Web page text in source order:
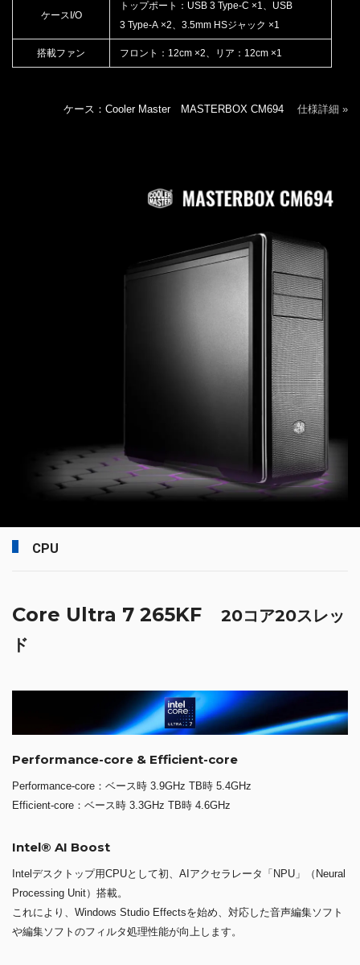
ケースI/O
トップポート：USB 3 Type-C ×1、USB
3 Type-A ×2、3.5mm HSジャック ×1
搭載ファン フロント：12cm ×2、リア：12cm ×1
ケース：Cooler Master MASTERBOX CM694 仕様詳細 »
CPU
Core Ultra 7 265KF 20コア20スレッ
ド
Performance-core & Efficient-core
Performance-core：ベース時 3.9GHz TB時 5.4GHz
Efficient-core：ベース時 3.3GHz TB時 4.6GHz
Intel® AI Boost
Intelデスクトップ用CPUとして初、AIアクセラレータ「NPU」（Neural
Processing Unit）搭載。
これにより、Windows Studio Effectsを始め、対応した音声編集ソフト
や編集ソフトのフィルタ処理性能が向上します。